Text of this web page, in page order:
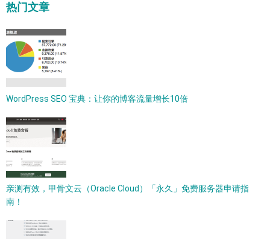
热门文章
WordPress SEO 宝典：让你的博客流量增长10倍
亲测有效，甲骨文云（Oracle Cloud）「永久」免费服务器申请指
南！